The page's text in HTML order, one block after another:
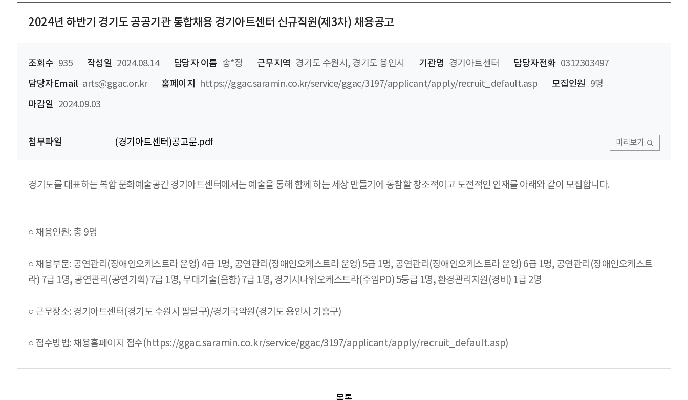
2024년 하반기 경기도 공공기관 통합채용 경기아트센터 신규직원(제3차) 채용공고
조회수 935 작성일 2024.08.14 담당자 이름 송*정 근무지역 경기도 수원시, 경기도 용인시 기관명 경기아트센터 담당자전화 0312303497
담당자Email arts@ggac.or.kr 홈페이지 https://ggac.saramin.co.kr/service/ggac/3197/applicant/apply/recruit_default.asp 모집인원 9명
마감일 2024.09.03
첨부파일 (경기아트센터)공고문.pdf 미리보기
경기도를 대표하는 복합 문화예술공간 경기아트센터에서는 예술을 통해 함께 하는 세상 만들기에 동참할 창조적이고 도전적인 인재를 아래와 같이 모집합니다.
○ 채용인원: 총 9명
○ 채용부문: 공연관리(장애인오케스트라 운영) 4급 1명, 공연관리(장애인오케스트라 운영) 5급 1명, 공연관리(장애인오케스트라 운영) 6급 1명, 공연관리(장애인오케스트
라) 7급 1명, 공연관리(공연기획) 7급 1명, 무대기술(음향) 7급 1명, 경기시나위오케스트라(주임PD) 5등급 1명, 환경관리지원(경비) 1급 2명
○ 근무장소: 경기아트센터(경기도 수원시 팔달구)/경기국악원(경기도 용인시 기흥구)
○ 접수방법: 채용홈페이지 접수(https://ggac.saramin.co.kr/service/ggac/3197/applicant/apply/recruit_default.asp)